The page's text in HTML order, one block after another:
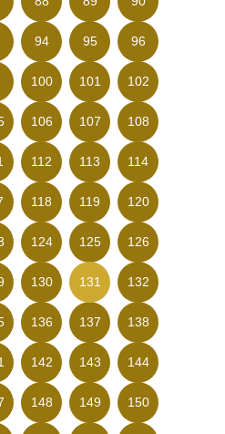
94 95 96
100 101 102
106 107 108
112 113 114
118 119 120
124 125 126
130 131 132
136 137 138
142 143 144
148 149 150